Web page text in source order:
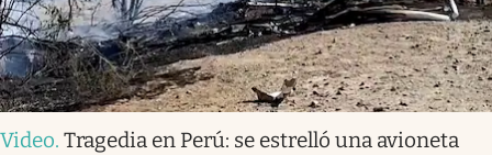
Video. Tragedia en Perú: se estrelló una avioneta